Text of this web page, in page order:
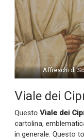
Affreschi di
Viale dei
Questo Viale dei
cartolina,
in generale. Questo